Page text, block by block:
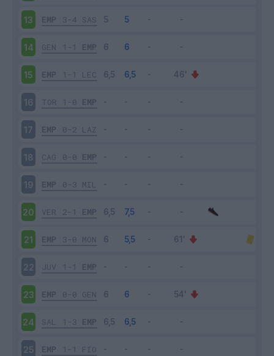
13 EMP 3-4 SAS
14 GEN 1-1 EMP
15 EMP 1-1 LEC
16 TOR 1-0 EMP
17 EMP 0-2 LAZ
18 CAG 0-0 EMP
19 EMP 0-3 MIL
20 VER 2-1 EMP
21 EMP 3-0 MON
22 JUV 1-1 EMP
23 EMP 0-0 GEN
24 SAL 1-3 EMP
25 EMP 1-1 FIO